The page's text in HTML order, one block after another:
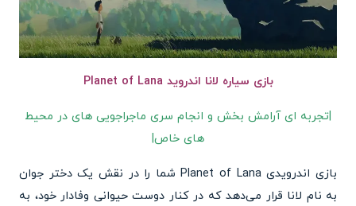
بازی سیاره لانا اندروید Planet of Lana
|تجربه ای آرامش بخش و انجام سری ماجراجویی های در محیط
های خاص|
بازی اندرویدی Planet of Lana شما را در نقش یک دختر جوان
به نام لانا قرار می‌دهد که در کنار دوست حیوانی وفادار خود، به